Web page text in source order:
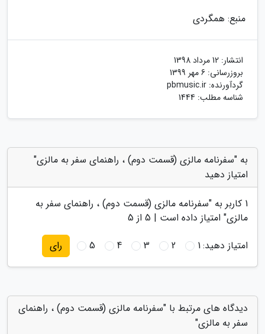
منبع: همگردی
انتشار: 12 مرداد 1398
بروزرسانی: 6 مهر 1399
گردآورنده: pbmusic.ir
شناسه مطلب: 1444
به "سفرنامه مالزی (قسمت دوم) ، راهنمای سفر به مالزی"
امتیاز دهید
1 کاربر به "سفرنامه مالزی (قسمت دوم) ، راهنمای سفر به
مالزی" امتیاز داده است | 5 از 5
امتیاز دهید:1
2
3
4
5 رای
دیدگاه های مرتبط با "سفرنامه مالزی (قسمت دوم) ، راهنمای
سفر به مالزی"